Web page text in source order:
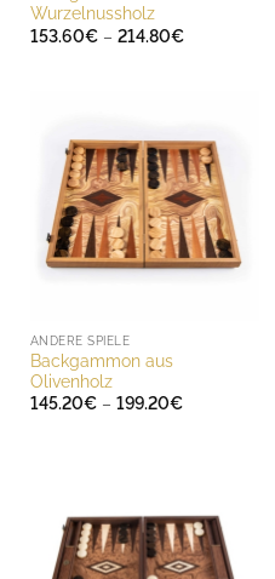
Wurzelnussholz
153.60€ – 214.80€Preisspanne:
ANDERE SPIELE
Backgammon aus
Olivenholz
145.20€ – 199.20€Preisspanne: